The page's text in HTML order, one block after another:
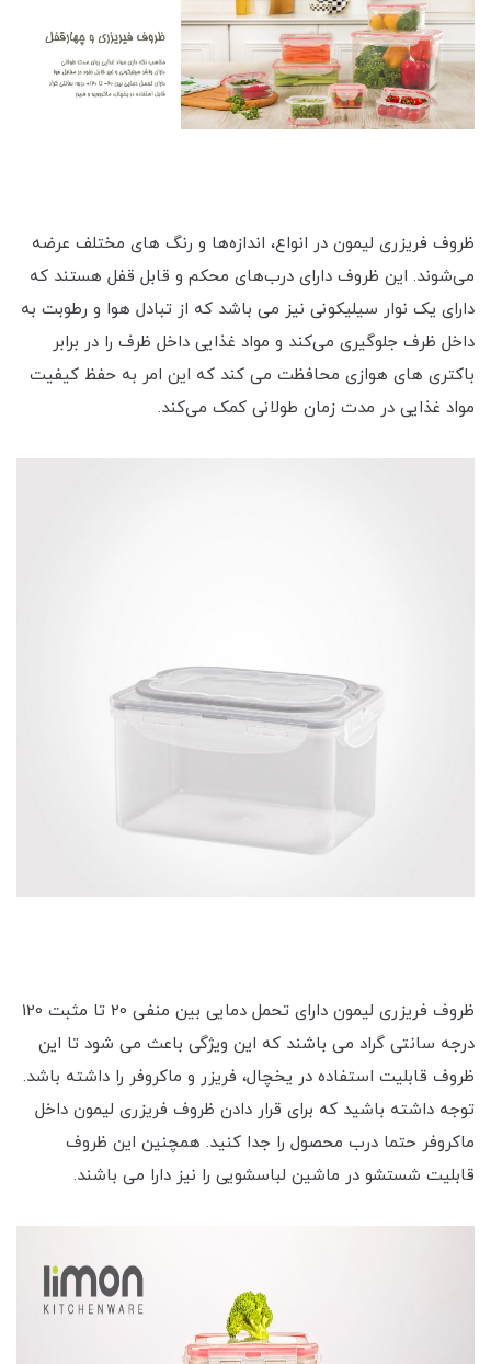
ظروف فریزری لیمون در انواع، اندازه‌ها و رنگ های مختلف عرضه
می‌شوند. این ظروف دارای درب‌های محکم و قابل قفل هستند که
دارای یک نوار سیلیکونی نیز می باشد که از تبادل هوا و رطوبت به
داخل ظرف جلوگیری می‌کند و مواد غذایی داخل ظرف را در برابر
باکتری های هوازی محافظت می کند که این امر به حفظ کیفیت
مواد غذایی در مدت زمان طولانی کمک می‌کند.
ظروف فریزری لیمون دارای تحمل دمایی بین منفی 20 تا مثبت 120
درجه سانتی گراد می باشند که این ویژگی باعث می شود تا این
ظروف قابلیت استفاده در یخچال، فریزر و ماکروفر را داشته باشد.
توجه داشته باشید که برای قرار دادن ظروف فریزری لیمون داخل
ماکروفر حتما درب محصول را جدا کنید. همچنین این ظروف
قابلیت شستشو در ماشین لباسشویی را نیز دارا می باشند.